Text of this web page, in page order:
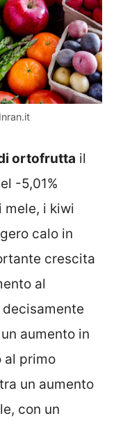
ortofrutta il
-5,01%
mele, i kiwi
calo in
crescita
al
aumento in
al primo
un aumento
con un